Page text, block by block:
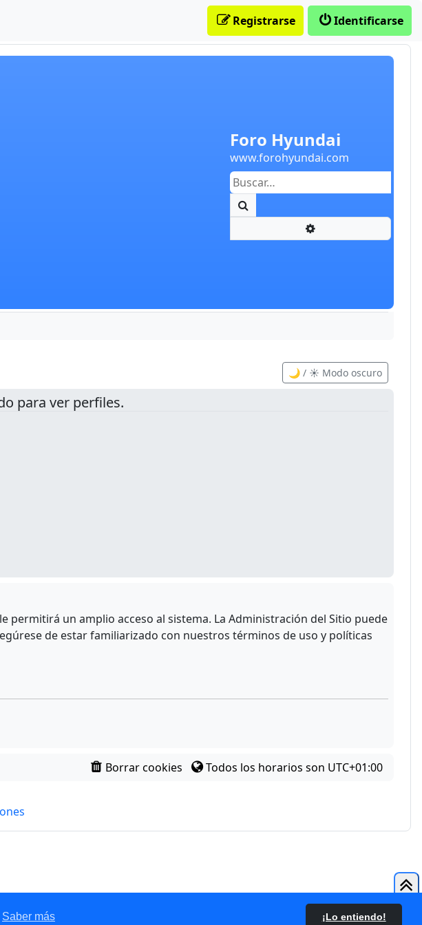
Saber más ¡Lo entiendo!
Foro Hyundai
www.forohyundai.com
Identificarse
Registrarse
🌙 / ☀️ Modo oscuro
para ver perfiles.
un amplio acceso al sistema. La Administración del Sitio puede
de estar familiarizado con nuestros términos de uso y políticas
Borrar cookies Todos los horarios son UTC+01:00